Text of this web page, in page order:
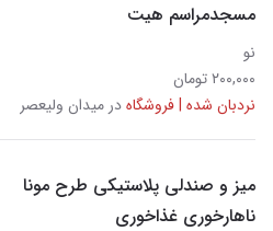
مسجدمراسم هیت
نو
۲۰۰,۰۰۰ تومان
نردبان شده | فروشگاهدر میدان ولیعصر
میز و صندلی پلاستیکی طرح مونا
ناهارخوری غذاخوری